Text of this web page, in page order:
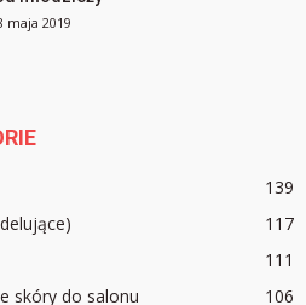
maja 2019
139
117
111
skóry do salonu
106